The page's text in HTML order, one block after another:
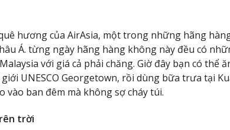
hương của AirAsia, một trong những hãng
Á. từng ngày hãng hàng không này đều có
với giá cả phải chăng. Giờ đây bạn có thể
UNESCO Georgetown, rồi dùng bữa trưa tại
vào ban đêm mà không sợ cháy túi.
trời